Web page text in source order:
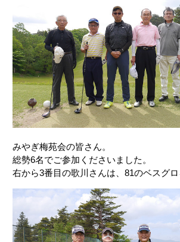
みやぎ梅苑会の皆さん。
総勢6名でご参加くださいました。
右から3番目の歌川さんは、81のベスグロ